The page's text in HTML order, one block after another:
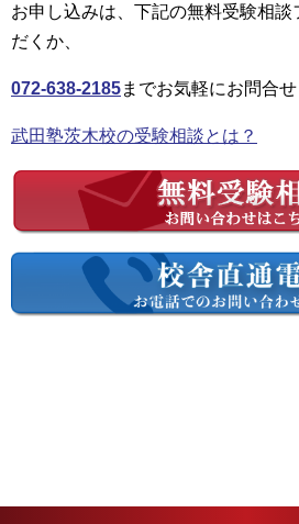
お申し込みは、下記の無料受験相談
だくか、
072-638-2185までお気軽にお問合せ
武田塾茨木校の受験相談とは？